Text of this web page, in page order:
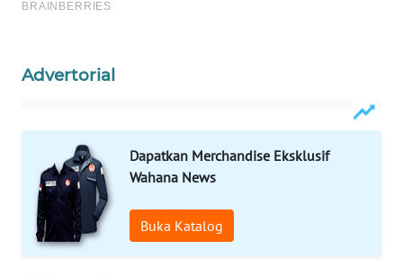
Advertorial
Dapatkan Merchandise Eksklusif
Wahana News
Buka Katalog
WAHANA
TRAVEL
WAHANA
TV